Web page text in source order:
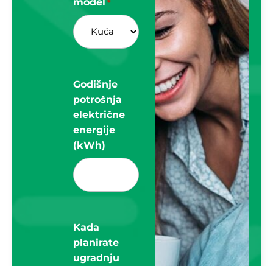
*
Godišnje
potrošnja
električne
energije
(kWh)
Kada
planirate
ugradnju